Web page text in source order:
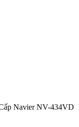
Navier NV-434VD